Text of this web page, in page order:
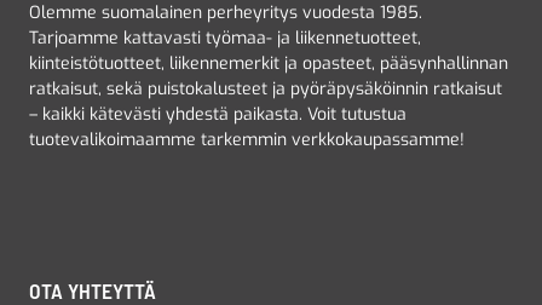
Olemme suomalainen perheyritys vuodesta 1985.
Tarjoamme kattavasti työmaa- ja liikennetuotteet,
kiinteistötuotteet, liikennemerkit ja opasteet, pääsynhallinnan
ratkaisut, sekä puistokalusteet ja pyöräpysäköinnin ratkaisut
– kaikki kätevästi yhdestä paikasta. Voit tutustua
tuotevalikoimaamme tarkemmin verkkokaupassamme!
OTA YHTEYTTÄ